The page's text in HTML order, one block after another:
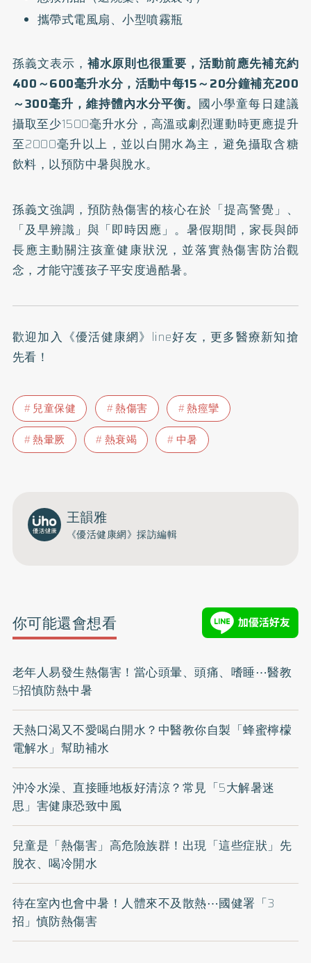
攜帶式電風扇、小型噴霧瓶
孫義文表示， 補水原則也很重要，活動前應先補充約
400～600毫升水分，活動中每15～20分鐘補充200
～300毫升，維持體內水分平衡。 國小學童每日建議
攝取至少1500毫升水分，高溫或劇烈運動時更應提升
至2000毫升以上，並以白開水為主，避免攝取含糖
飲料，以預防中暑與脫水。
孫義文強調，預防熱傷害的核心在於「提高警覺」、
「及早辨識」與「即時因應」。暑假期間，家長與師
長應主動關注孩童健康狀況，並落實熱傷害防治觀
念，才能守護孩子平安度過酷暑。
歡迎加入 《優活健康網》line好友 ，更多醫療新知搶
先看！
兒童保健 熱傷害
熱痙攣
熱暈厥
熱衰竭 中暑
王韻雅
《優活健康網》採訪編輯
你可能還會想看
老年人易發生熱傷害！當心頭暈、頭痛、嗜睡⋯醫教
5招慎防熱中暑
天熱口渴又不愛喝白開水？中醫教你自製「蜂蜜檸檬
電解水」幫助補水
沖冷水澡、直接睡地板好清涼？常見「5大解暑迷
思」害健康恐致中風
兒童是「熱傷害」高危險族群！出現「這些症狀」先
脫衣、喝冷開水
待在室內也會中暑！人體來不及散熱⋯國健署「3
招」慎防熱傷害